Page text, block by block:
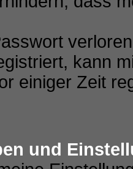
kann
einiger Zeit
und